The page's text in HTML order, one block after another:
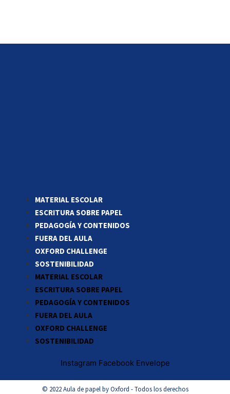
MATERIAL ESCOLAR
ESCRITURA SOBRE PAPEL
PEDAGOGÍA Y CONTENIDOS
FUERA DEL AULA
OXFORD CHALLENGE
SOSTENIBILIDAD
MATERIAL ESCOLAR
ESCRITURA SOBRE PAPEL
PEDAGOGÍA Y CONTENIDOS
FUERA DEL AULA
OXFORD CHALLENGE
SOSTENIBILIDAD
Instagram Facebook Envelope
© 2022 Aula de papel by Oxford - Todos los derechos